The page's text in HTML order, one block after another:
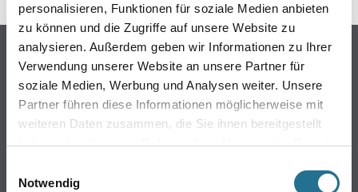
personalisieren, Funktionen für soziale Medien anbieten
zu können und die Zugriffe auf unsere Website zu
analysieren. Außerdem geben wir Informationen zu Ihrer
Verwendung unserer Website an unsere Partner für
soziale Medien, Werbung und Analysen weiter. Unsere
Partner führen diese Informationen möglicherweise mit
weiteren Daten zusammen, die Sie ihnen bereitgestellt
haben oder die sie im Rahmen Ihrer Nutzung der Dienste
Notwendig
Online-Shop
Farbe
WDV-Systeme
Trockenbau
Putze & Spachtelmassen